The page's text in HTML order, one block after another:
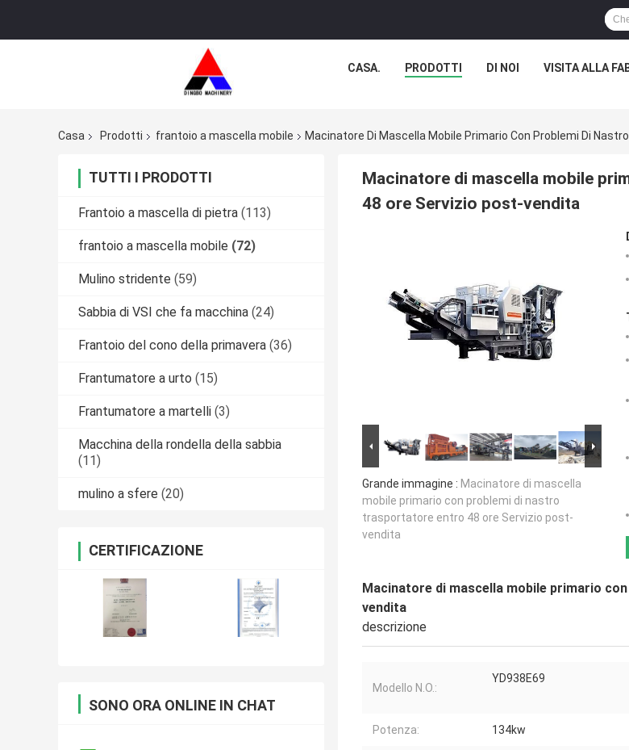
CASA. PRODOTTI DI NOI VISITA ALLA
Casa Prodotti frantoio a mascella mobile Macinatore Di Mascella Mobile Primario Con Problemi Di
TUTTI I PRODOTTI
Frantoio a mascella di pietra (113)
frantoio a mascella mobile (72)
Mulino stridente (59)
Sabbia di VSI che fa macchina (24)
Frantoio del cono della primavera (36)
Frantumatore a urto (15)
Frantumatore a martelli (3)
Macchina della rondella della sabbia
(11)
mulino a sfere (20)
CERTIFICAZIONE
SONO ORA ONLINE IN CHAT
Macinatore di mascella mobile
48 ore Servizio post-vendita
Grande immagine : Macinatore di mascella
mobile primario con problemi di nastro
trasportatore entro 48 ore Servizio post-
vendita
Macinatore di mascella mobile primario
vendita
descrizione
Modello N.O.:
YD938E69
Potenza: 134kw